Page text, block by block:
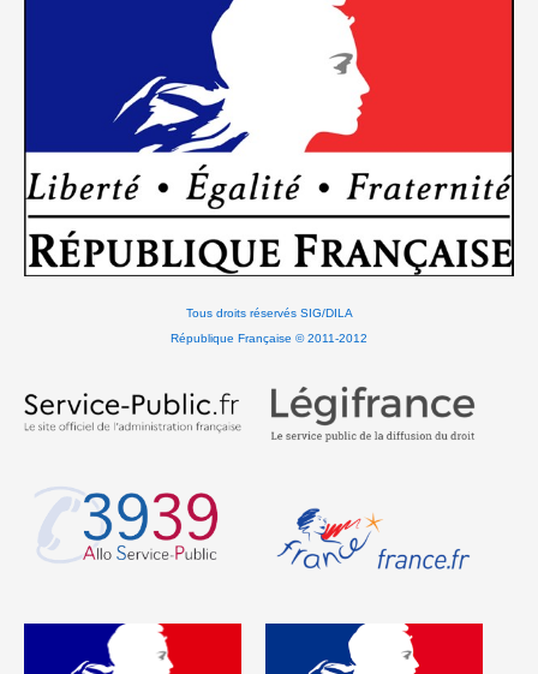
Tous droits réservés SIG/DILA
République Française © 2011-2012